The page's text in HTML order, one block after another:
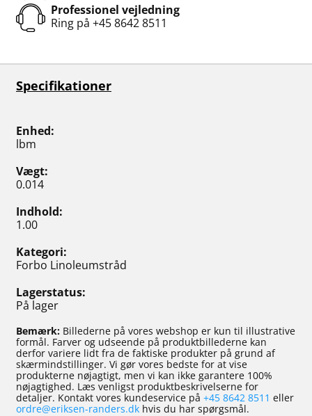
Professionel vejledning
Ring på +45 8642 8511
Specifikationer
Enhed
lbm
Vægt
0.014
Indhold
1.00
Kategori
Forbo Linoleumstråd
Lagerstatus
På lager
Bemærk: Billederne på vores webshop er kun til illustrative
formål. Farver og udseende på produktbillederne kan
derfor variere lidt fra de faktiske produkter på grund af
skærmindstillinger. Vi gør vores bedste for at vise
produkterne nøjagtigt, men vi kan ikke garantere 100%
nøjagtighed. Læs venligst produktbeskrivelserne for
detaljer. Kontakt vores kundeservice på +45 8642 8511 eller
ordre@eriksen-randers.dk hvis du har spørgsmål.